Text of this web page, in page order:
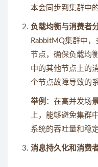
本会同步到集群中
负载均衡与消费者
RabbitMQ集群中
节点，确保负载均
中的其他节点上的
个节点故障导致的
举例 ：在高并发场
上，能够避免集群
系统的吞吐量和稳定
消息持久化和消费